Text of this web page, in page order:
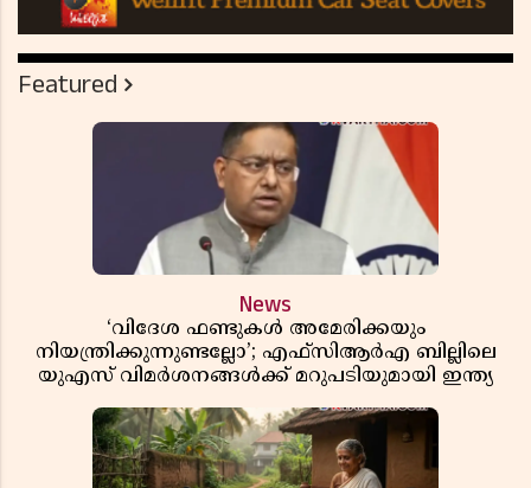
Featured
News
‘വിദേശ ഫണ്ടുകൾ അമേരിക്കയും
നിയന്ത്രിക്കുന്നുണ്ടല്ലോ’; എഫ്സിആർഎ ബില്ലിലെ
യുഎസ് വിമർശനങ്ങൾക്ക് മറുപടിയുമായി ഇന്ത്യ